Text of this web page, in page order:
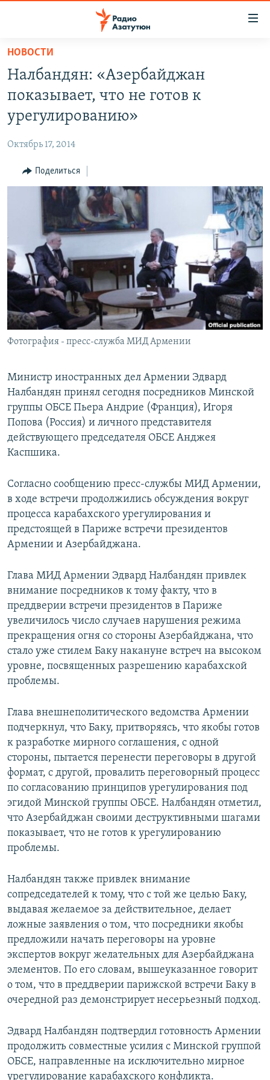
Перейти
основному
содержанию
основной
навигации
Перейти
ГЛАВНАЯ
ЭКОНОМИКА
РЕГИОН
НАГОРНЫЙ КАРАБАХ
КУЛЬТУРА
СПОРТ
АРХИВ
Հայերեն
English
Русский
НОВОСТИ
Налбандян: «Азербайджан
показывает, что не готов к
урегулированию»
Октябрь 17, 2014
Поделиться
Фотография - пресс-служба МИД Армении
Министр иностранных дел Армении Эдвард
Налбандян принял сегодня посредников Минской
группы ОБСЕ Пьера Андрие (Франция), Игоря
Попова (Россия) и личного представителя
действующего председателя ОБСЕ Анджея
Каспшика.
Согласно сообщению пресс-службы МИД Армении,
в ходе встречи продолжились обсуждения вокруг
процесса карабахского урегулирования и
предстоящей в Париже встречи президентов
Армении и Азербайджана.
Глава МИД Армении Эдвард Налбандян привлек
внимание посредников к тому факту, что в
преддверии встречи президентов в Париже
увеличилось число случаев нарушения режима
прекращения огня со стороны Азербайджана, что
стало уже стилем Баку накануне встреч на высоком
уровне, посвященных разрешению карабахской
проблемы.
Глава внешнеполитического ведомства Армении
подчеркнул, что Баку, притворяясь, что якобы готов
к разработке мирного соглашения, с одной
стороны, пытается перенести переговоры в другой
формат, с другой, провалить переговорный процесс
по согласованию принципов урегулирования под
эгидой Минской группы ОБСЕ. Налбандян отметил,
что Азербайджан своими деструктивными шагами
показывает, что не готов к урегулированию
проблемы.
Налбандян также привлек внимание
сопредседателей к тому, что с той же целью Баку,
выдавая желаемое за действительное, делает
ложные заявления о том, что посредники якобы
предложили начать переговоры на уровне
экспертов вокруг желательных для Азербайджана
элементов. По его словам, вышеуказанное говорит
о том, что в преддверии парижской встречи Баку в
очередной раз демонстрирует несерьезный подход.
Эдвард Налбандян подтвердил готовность Армении
продолжить совместные усилия с Минской группой
ОБСЕ, направленные на исключительно мирное
урегулирование карабахского конфликта.